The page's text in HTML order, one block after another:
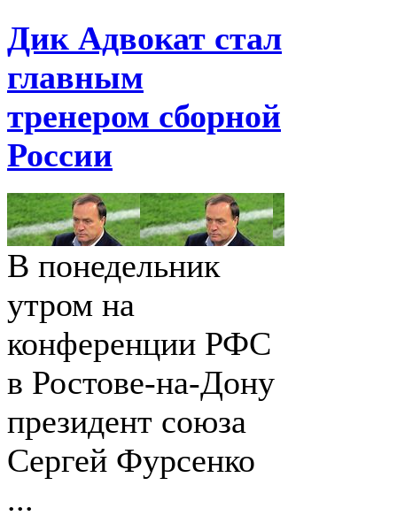
Дик Адвокат стал
главным
тренером сборной
России
В понедельник
утром на
конференции РФС
в Ростове-на-Дону
президент союза
Сергей Фурсенко
...